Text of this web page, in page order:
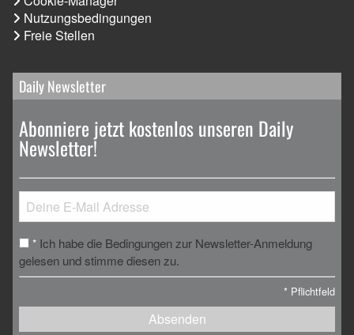
Nutzungsbedingungen
Freie Stellen
Daily Newsletter
Abonniere jetzt kostenlos unseren Daily
Newsletter!
* Ich habe die Bedingungen zur Newsletter-Anmeldung
gelesen und stimme diesen zu.
* Pflichtfeld
Absenden